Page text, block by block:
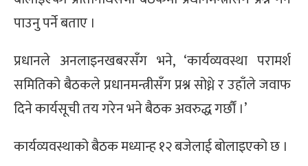
पाउनु पर्ने बताए ।
प्रधानले अनलाइनखबरसँग भने, ‘कार्यव्यवस्था परामर्श
समितिको बैठकले प्रधानमन्त्रीसँग प्रश्न सोध्ने र उहाँले जवाफ
दिने कार्यसूची तय गरेन भने बैठक अवरुद्ध गर्छौं ।’
कार्यव्यवस्थाको बैठक मध्यान्ह १२ बजेलाई बोलाइएको छ ।